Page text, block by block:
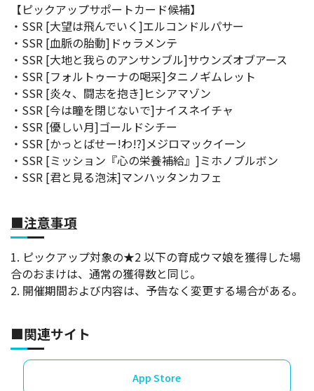
【ピックアップサポートカード候補】
・SSR [大望は飛んでいく]エルコンドルパサー
・SSR [血脈の胎動]ドゥラメンテ
・SSR [大地と我らのアンサンブル]サウンズオブアース
・SSR [フォルトゥーナの喝采]タニノギムレット
・SSR [炎々、闘志を抱き]ヒシアマゾン
・SSR [今は瞳を閉じないで]ナイスネイチャ
・SSR [優しい月]ゴールドシチー
・SSR [かっとばせー!わ!?]メジロマックイーン
・SSR [ミッション『心の栄養補給』]ミホノブルボン
・SSR [君と見る泡沫]マンハッタンカフェ
■注意事項
1. ピックアップ対象の★2 以下の育成ウマ娘を獲得した場
合のおまけは、通常の獲得数と同じ。
2. 開催期間および内容は、予告なく変更する場合がある。
■関連サイト
App Store